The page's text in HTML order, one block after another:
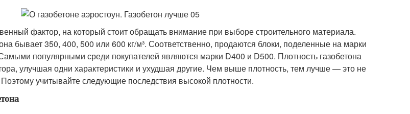
фактор, на который стоит обращать внимание при выборе строительного материала.
бывает 350, 400, 500 или 600 кг/м³. Соответственно, продаются блоки, поделенные на марки
популярными среди покупателей являются марки D400 и D500. Плотность газобетона
улучшая одни характеристики и ухудшая другие. Чем выше плотность, тем лучше — это не
учитывайте следующие последствия высокой плотности.